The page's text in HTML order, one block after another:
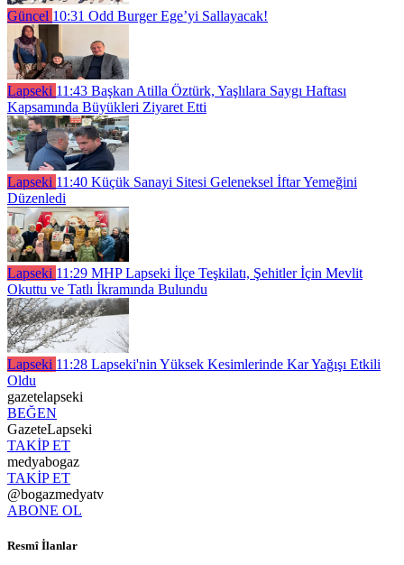
Güncel 10:31 Odd Burger Ege’yi Sallayacak!
Lapseki 11:43 Başkan Atilla Öztürk, Yaşlılara Saygı Haftası
Kapsamında Büyükleri Ziyaret Etti
Lapseki 11:40 Küçük Sanayi Sitesi Geleneksel İftar Yemeğini
Düzenledi
Lapseki 11:29 MHP Lapseki İlçe Teşkilatı, Şehitler İçin Mevlit
Okuttu ve Tatlı İkramında Bulundu
Lapseki 11:28 Lapseki'nin Yüksek Kesimlerinde Kar Yağışı Etkili
Oldu
gazetelapseki
BEĞEN
GazeteLapseki
TAKİP ET
medyabogaz
TAKİP ET
@bogazmedyatv
ABONE OL
Resmî İlanlar